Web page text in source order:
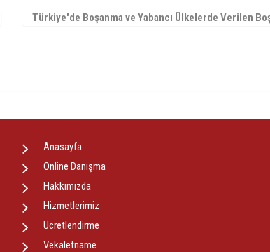
Türkiye'de Boşanma ve Yabancı Ülkelerde Verilen
Anasayfa
Online Danışma
Hakkımızda
Hizmetlerimiz
Ücretlendirme
Vekaletname